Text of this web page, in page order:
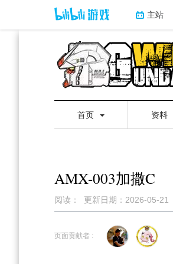
主站
首页 资料
AMX-003加撒C
阅读： 更新日期： 2026-05-21
到
到
页面贡献者 :